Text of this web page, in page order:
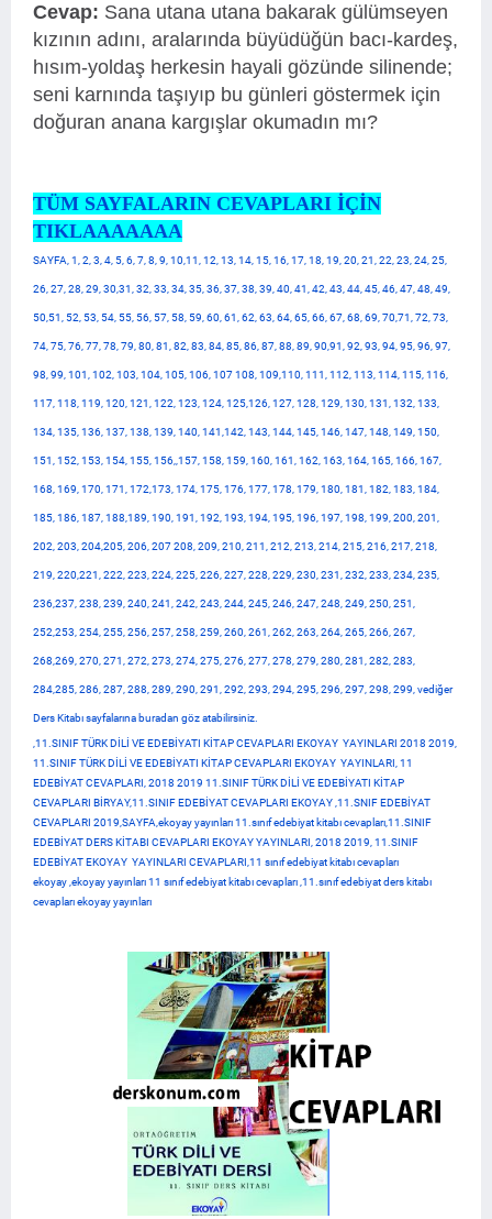
Cevap: Sana utana utana bakarak gülümseyen
kızının adını, aralarında büyüdüğün bacı-kardeş,
hısım-yoldaş herkesin hayali gözünde silinende;
seni karnında taşıyıp bu günleri göstermek için
doğuran anana kargışlar okumadın mı?
TÜM SAYFALARIN CEVAPLARI İÇİN
TIKLAAAAAAA
SAYFA, 1, 2, 3, 4, 5, 6, 7, 8, 9, 10,11, 12, 13, 14, 15, 16, 17, 18, 19, 20, 21, 22, 23, 24, 25,
26, 27, 28, 29, 30,31, 32, 33, 34, 35, 36, 37, 38, 39, 40, 41, 42, 43, 44, 45, 46, 47, 48, 49,
50,51, 52, 53, 54, 55, 56, 57, 58, 59, 60, 61, 62, 63, 64, 65, 66, 67, 68, 69, 70,71, 72, 73,
74, 75, 76, 77, 78, 79, 80, 81, 82, 83, 84, 85, 86, 87, 88, 89, 90,91, 92, 93, 94, 95, 96, 97,
98, 99, 101, 102, 103, 104, 105, 106, 107 108, 109,110, 111, 112, 113, 114, 115, 116,
117, 118, 119, 120, 121, 122, 123, 124, 125,126, 127, 128, 129, 130, 131, 132, 133,
134, 135, 136, 137, 138, 139, 140, 141,142, 143, 144, 145, 146, 147, 148, 149, 150,
151, 152, 153, 154, 155, 156,,157, 158, 159, 160, 161, 162, 163, 164, 165, 166, 167,
168, 169, 170, 171, 172,173, 174, 175, 176, 177, 178, 179, 180, 181, 182, 183, 184,
185, 186, 187, 188,189, 190, 191, 192, 193, 194, 195, 196, 197, 198, 199, 200, 201,
202, 203, 204,205, 206, 207 208, 209, 210, 211, 212, 213, 214, 215, 216, 217, 218,
219, 220,221, 222, 223, 224, 225, 226, 227, 228, 229, 230, 231, 232, 233, 234, 235,
236,237, 238, 239, 240, 241, 242, 243, 244, 245, 246, 247, 248, 249, 250, 251,
252,253, 254, 255, 256, 257, 258, 259, 260, 261, 262, 263, 264, 265, 266, 267,
268,269, 270, 271, 272, 273, 274, 275, 276, 277, 278, 279, 280, 281, 282, 283,
284,285, 286, 287, 288, 289, 290, 291, 292, 293, 294, 295, 296, 297, 298, 299, vediğer
Ders Kitabı sayfalarına buradan göz atabilirsiniz.
,11.SINIF TÜRK DİLİ VE EDEBİYATI KİTAP CEVAPLARI EKOYAY YAYINLARI 2018 2019,
11.SINIF TÜRK DİLİ VE EDEBİYATI KİTAP CEVAPLARI EKOYAY YAYINLARI, 11
EDEBİYAT CEVAPLARI, 2018 2019 11.SINIF TÜRK DİLİ VE EDEBİYATI KİTAP
CEVAPLARI BİRYAY,11.SINIF EDEBİYAT CEVAPLARI EKOYAY ,11.SNIF EDEBİYAT
CEVAPLARI 2019,SAYFA,ekoyay yayınları 11.sınıf edebiyat kitabı cevapları,11.SINIF
EDEBİYAT DERS KİTABI CEVAPLARI EKOYAY YAYINLARI, 2018 2019, 11.SINIF
EDEBİYAT EKOYAY YAYINLARI CEVAPLARI,11 sınıf edebiyat kitabı cevapları
ekoyay ,ekoyay yayınları 11 sınıf edebiyat kitabı cevapları ,11.sınıf edebiyat ders kitabı
cevapları ekoyay yayınları